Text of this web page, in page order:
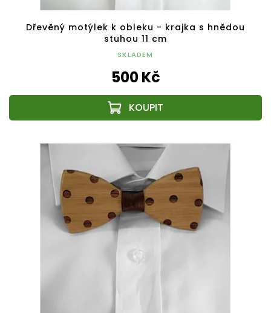
Dřevěný motýlek k obleku - krajka s hnědou
stuhou 11 cm
SKLADEM
500 Kč